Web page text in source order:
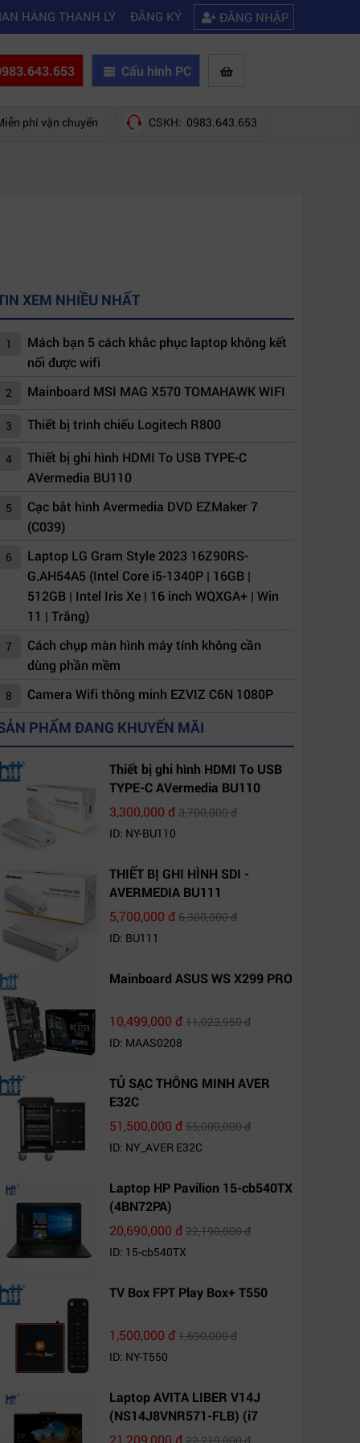
nào?|Mách bạn 5 cách khắc phục laptop không kết nối được wifi
HÀNG THANH LÝ ĐĂNG KÝ ĐĂNG NHẬP
Cấu hình PC
phí vận chuyển CSKH: 0983.643.653
XEM NHIỀU NHẤT
1
Mách bạn 5 cách khắc phục laptop không kết
nối được wifi
2 Mainboard MSI MAG X570 TOMAHAWK WIFI
3 Thiết bị trình chiếu Logitech R800
4
Thiết bị ghi hình HDMI To USB TYPE-C
AVermedia BU110
5
Cạc bắt hình Avermedia DVD EZMaker 7
(C039)
6
Laptop LG Gram Style 2023 16Z90RS-
G.AH54A5 (Intel Core i5-1340P | 16GB |
512GB | Intel Iris Xe | 16 inch WQXGA+ | Win
11 | Trắng)
7
Cách chụp màn hình máy tính không cần
dùng phần mềm
8 Camera Wifi thông minh EZVIZ C6N 1080P
PHẨM ĐANG KHUYẾN MÃI
Thiết bị ghi hình HDMI To USB
TYPE-C AVermedia BU110
3,300,000 đ3,700,000 đ
ID: NY-BU110
THIẾT BỊ GHI HÌNH SDI -
AVERMEDIA BU111
5,700,000 đ6,300,000 đ
ID: BU111
Mainboard ASUS WS X299 PRO
10,499,000 đ11,023,950 đ
ID: MAAS0208
TỦ SẠC THÔNG MINH AVER
E32C
51,500,000 đ55,000,000 đ
ID: NY_AVER E32C
Laptop HP Pavilion 15-cb540TX
(4BN72PA)
20,690,000 đ22,190,000 đ
ID: 15-cb540TX
TV Box FPT Play Box+ T550
1,500,000 đ1,690,000 đ
ID: NY-T550
Laptop AVITA LIBER V14J
(NS14J8VNR571-FLB) (i7
10510U/8GB RAM/1TB
21,209,000 đ